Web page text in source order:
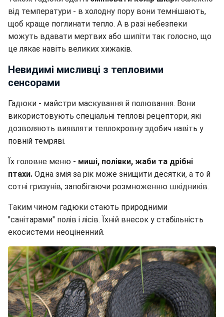
від температури - в холодну пору вони темнішають,
щоб краще поглинати тепло. А в разі небезпеки
можуть вдавати мертвих або шипіти так голосно, що
це лякає навіть великих хижаків.
Невидимі мисливці з тепловими
сенсорами
Гадюки - майстри маскування й полювання. Вони
використовують спеціальні теплові рецептори, які
дозволяють виявляти теплокровну здобич навіть у
повній темряві.
Їх головне меню - миші, полівки, жаби та дрібні
птахи. Одна змія за рік може знищити десятки, а то й
сотні гризунів, запобігаючи розмноженню шкідників.
Таким чином гадюки стають природними
"санітарами" полів і лісів. Їхній внесок у стабільність
екосистеми неоціненний.